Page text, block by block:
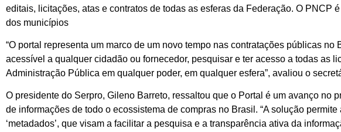
editais, licitações, atas e contratos de todas as esferas da Federação. O PNCP
dos municípios
“O portal representa um marco de um novo tempo nas contratações públicas
acessível a qualquer cidadão ou fornecedor, pesquisar e ter acesso a todas as
Administração Pública em qualquer poder, em qualquer esfera”, avaliou o
O presidente do Serpro, Gileno Barreto, ressaltou que o Portal é um avanço no
de informações de todo o ecossistema de compras no Brasil. “A solução
‘metadados’, que visam a facilitar a pesquisa e a transparência ativa da